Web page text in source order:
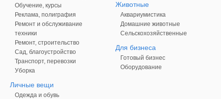
Обучение, курсы
Реклама, полиграфия
Ремонт и обслуживание
техники
Ремонт, строительство
Сад, благоустройство
Транспорт, перевозки
Уборка
Личные вещи
Одежда и обувь
Животные
Аквариумистика
Домашние животные
Сельскохозяйственные
Для бизнеса
Готовый бизнес
Оборудование